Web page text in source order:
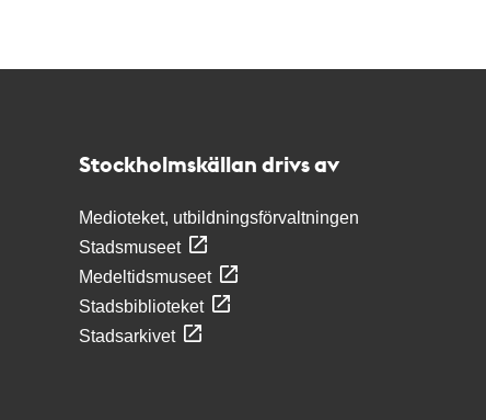
Stockholmskällan drivs av
Medioteket, utbildningsförvaltningen
Stadsmuseet
Medeltidsmuseet
Stadsbiblioteket
Stadsarkivet